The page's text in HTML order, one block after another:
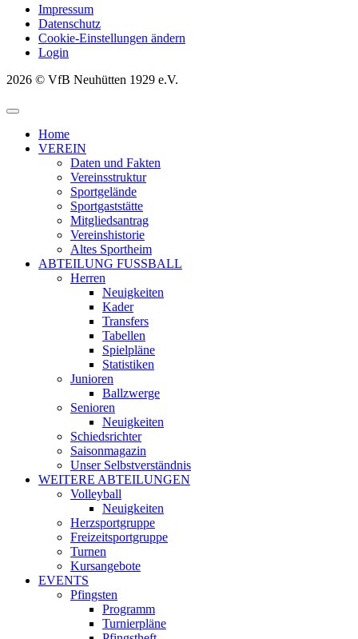
Impressum
Datenschutz
Cookie-Einstellungen ändern
Login
2026 © VfB Neuhütten 1929 e.V.
Home
VEREIN
Daten und Fakten
Vereinsstruktur
Sportgelände
Sportgaststätte
Mitgliedsantrag
Vereinshistorie
Altes Sportheim
ABTEILUNG FUSSBALL
Herren
Neuigkeiten
Kader
Transfers
Tabellen
Spielpläne
Statistiken
Junioren
Ballzwerge
Senioren
Neuigkeiten
Schiedsrichter
Saisonmagazin
Unser Selbstverständnis
WEITERE ABTEILUNGEN
Volleyball
Neuigkeiten
Herzsportgruppe
Freizeitsportgruppe
Turnen
Kursangebote
EVENTS
Pfingsten
Programm
Turnierpläne